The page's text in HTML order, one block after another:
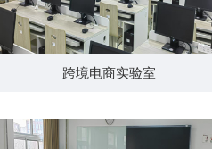
跨境电商实验室